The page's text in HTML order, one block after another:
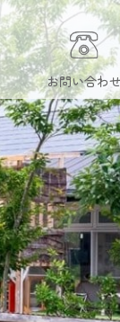
お問い合わせ